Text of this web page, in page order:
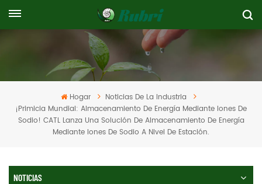
Hogar
Noticias De La Industria
¡Primicia Mundial: Almacenamiento De Energía Mediante Iones De
Sodio! CATL Lanza Una Solución De Almacenamiento De Energía
Mediante Iones De Sodio A Nivel De Estación.
NOTICIAS